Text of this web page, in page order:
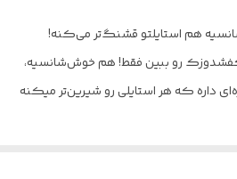
هم استایلتو قشنگ‌تر می‌کنه!
رو ببین فقط! هم خوش‌شانسیه،
داره که هر استایلی رو شیرین‌تر میکنه